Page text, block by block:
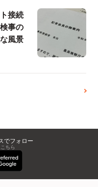
接続
事の
風景
でフォロー
ちら